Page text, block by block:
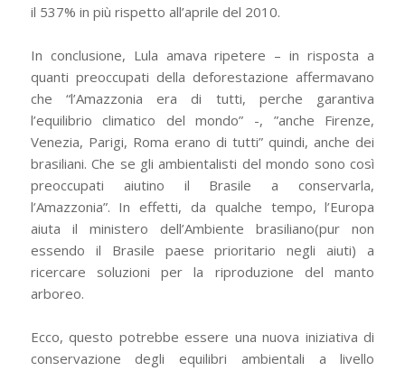
il 537% in più rispetto all’aprile del 2010.
In conclusione, Lula amava ripetere – in risposta a
quanti preoccupati della deforestazione affermavano
che “l’Amazzonia era di tutti, perche garantiva
l’equilibrio climatico del mondo” -, ”anche Firenze,
Venezia, Parigi, Roma erano di tutti” quindi, anche dei
brasiliani. Che se gli ambientalisti del mondo sono così
preoccupati aiutino il Brasile a conservarla,
l’Amazzonia”. In effetti, da qualche tempo, l’Europa
aiuta il ministero dell’Ambiente brasiliano(pur non
essendo il Brasile paese prioritario negli aiuti) a
ricercare soluzioni per la riproduzione del manto
arboreo.
Ecco, questo potrebbe essere una nuova iniziativa di
conservazione degli equilibri ambientali a livello